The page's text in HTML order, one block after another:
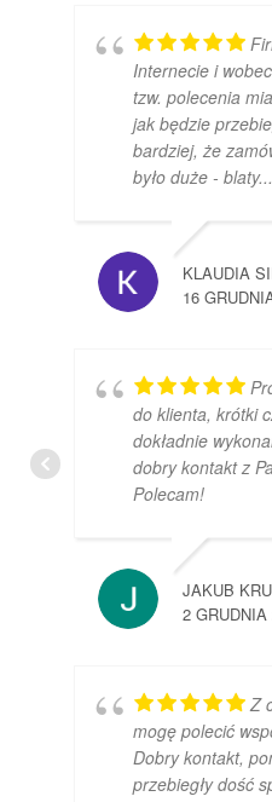
Internecie i
tzw. polecenia
jak będzie
bardziej, że
było duże - blaty
KLAUDIA
16
do klienta, krótki
dokładnie
dobry kontakt z
Polecam!
JAKUB
2 GRUDNIA
Z
mogę polecić
Dobry kontakt,
przebiegły dość